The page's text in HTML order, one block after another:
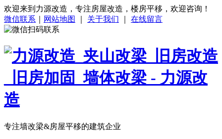
欢迎来到力源改造，专注房屋改造，楼房平移，欢迎咨询！
微信联系
网站地图 关于我们 在线留言
专注墙改梁&房屋平移的建筑企业